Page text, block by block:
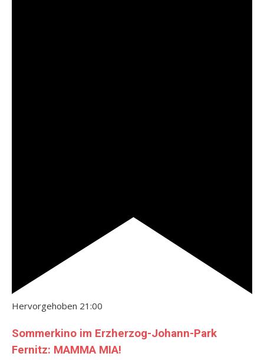
Hervorgehoben 21:00
Sommerkino im Erzherzog-Johann-Park
Fernitz: MAMMA MIA!